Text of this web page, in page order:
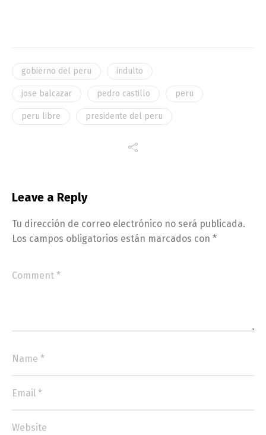
gobierno del peru indulto
jose balcazar pedro castillo peru
peru libre presidente del peru
Leave a Reply
Tu dirección de correo electrónico no será publicada.
Los campos obligatorios están marcados con *